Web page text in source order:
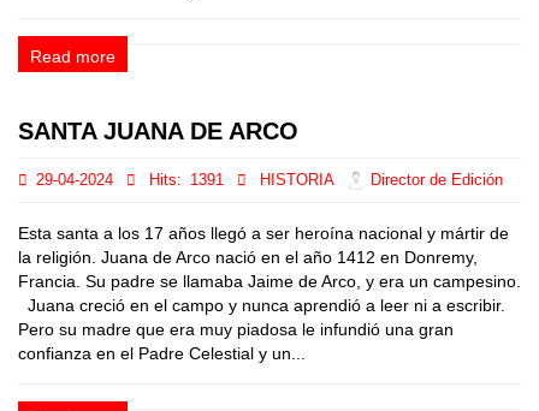
Read more
SANTA JUANA DE ARCO
29-04-2024 Hits: 1391 HISTORIA Director de Edición
Esta santa a los 17 años llegó a ser heroína nacional y mártir de
la religión. Juana de Arco nació en el año 1412 en Donremy,
Francia. Su padre se llamaba Jaime de Arco, y era un campesino.
Juana creció en el campo y nunca aprendió a leer ni a escribir.
Pero su madre que era muy piadosa le infundió una gran
confianza en el Padre Celestial y un...